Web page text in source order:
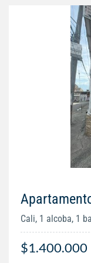
Cali, 1 alcoba, 1
$1.400.000